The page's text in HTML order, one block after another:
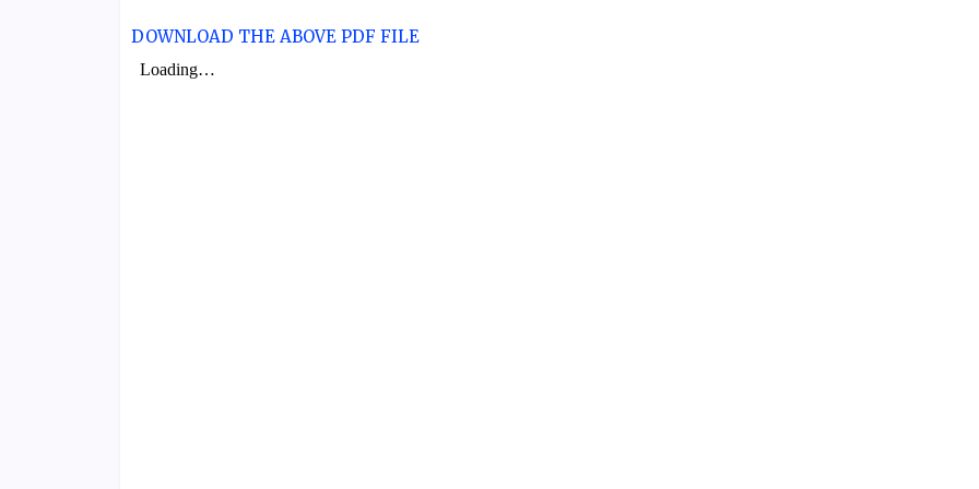
DOWNLOAD THE ABOVE PDF FILE